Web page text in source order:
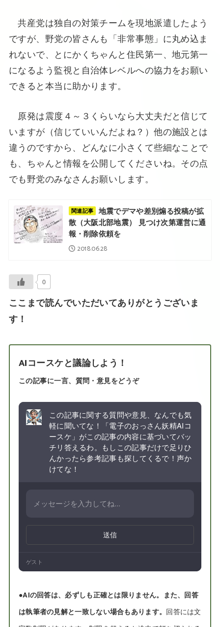
共産党は独自の対策チームを現地派遣したよう
ですが、野党の皆さんも「非常事態」に丸め込ま
れないで、とにかくちゃんと住民第一、地元第一
になるよう監視と自治体レベルへの協力をお願い
できると本当に助かります。
原発は震度４～３くらいなら大丈夫だと信じて
いますが（信じていいんだよね？）他の施設とは
違うのですから、どんなに小さくて些細なことで
も、ちゃんと情報を公開してくださいね。その点
でも野党のみなさんお願いします。
関連記事
地震でデマや差別煽る投稿が拡
散（大阪北部地震） 見つけ次第運営に通
報・削除依頼を
2018.06.28
0
ここまで読んでいただいてありがとうございま
す！
AIコースケと議論しよう！
この記事に一言、質問・意見をどうぞ
この記事に関する質問や意見、なんでも気
軽に聞いてな！「電子のおっさん妖精AIコ
ースケ」がこの記事の内容に基づいてバッ
チリ答えるわ。もしこの記事だけで足りひ
んかったら参考記事も探してくるで！声か
けてな！
送信
ゲスト
●AIの回答は、必ずしも正確とは限りません。また、回答
は執筆者の見解と一致しない場合もあります。 回答には文